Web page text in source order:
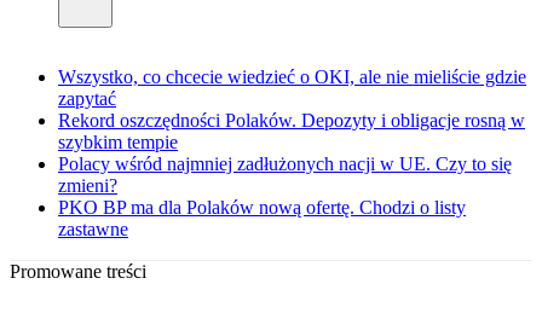
Wszystko, co chcecie wiedzieć o OKI, ale nie mieliście gdzie
zapytać
Rekord oszczędności Polaków. Depozyty i obligacje rosną w
szybkim tempie
Polacy wśród najmniej zadłużonych nacji w UE. Czy to się
zmieni?
PKO BP ma dla Polaków nową ofertę. Chodzi o listy
zastawne
Promowane treści